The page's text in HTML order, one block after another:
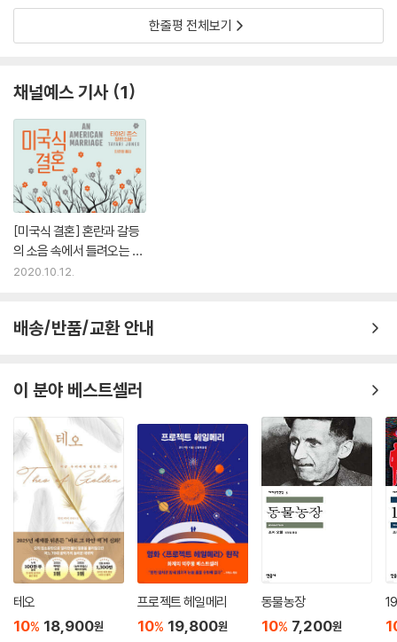
대표성을 부여했다는 점에서, 둘째로는 인종차별에 의해 깨어진 결혼을 미
국적 전형으로 내세웠다는 점에서 그렇다. 사실 처음에는 작가 자신조차도
생 미국 국민으로 살아왔음에도 ‘아프리카계’와 같은 수식어 없이 흑인과
미국인을 등가에 놓는 것이 익숙하지 않았기 때문이다.
“여자에게 항상 선택권이 있는 건 아니다. 유의미한 방식으로는 선택권이
없을 때가 많다. (…) 로이를, 내 남편을 거부할 수 있을까? 그의 아버지와
아버지의 아버지보다 더 오래된 전투에서 집으로 돌아온 그를? 대답은 ‘그
럴 수 없다’이다.” _본문 338쪽
하지만 이 소설이 가장 전복적인 지점은 흑인의 문제를 공적인 영역, 그리
고 ‘남성적인’ 영역에서 다루지 않는다는 것이다. 비슷한 주제를 가진 다수
결혼과 가족의 의미를 곱씹는다. 이 사실이 중요한 이유는 그러한 초점의
하다는 사실이 강조되기 때문이다. 작가는 무고하게 감옥에 갇힌 남편을
위해 싸우고 그를 보듬어야 하는 아내로서만이 아니라, 자신의 삶을 되찾
고 싶어하는 독립적인 한 인간으로서 셀레스철을 작품의 중심에 단단히 세
워둔다. 욕망과 의무, 자유와 책임, 사랑과 가족 사이에서 셀레스철은 로이
와 마찬가지로 지난하고 괴로운 싸움을 계속해나간다. 다시 말해, 소설의
중심 사건은 억울하게 감옥에 갇힌 흑인 남자의 수난이지만, 작가의 시선
은 그 차별적인 상황 속에서 이중적으로 억압받고 희생을 강요당하는 흑인
여성에게 맞춰져 있다.
타야리 존스는 이 작품이 기본적으로 현대판 『오디세이아』라고 이야기한
다. 불가항력적인 이유로 집과 아내를 떠난 남자가 고난과 역경을 헤치고
귀향하는 이야기라는 의미다. 그러나 『미국식 결혼』이 주목하는 것은 그동
안 이 이야기에서 잊혀왔던 오디세우스의 아내 페넬로페다. 『오디세이아』
- [퍼블리셔스 위클리]
살아가는 일에 대한 소설이다. 본질적으로는 사랑 이야기이지만, 인종적
불평등으로 인해 비틀려버린 사랑 이야기다. 절묘하면서도 훌륭하게 세공
된 활력 넘치는 작품.
- [커커스 리뷰]
존스는 정교한 솜씨로 결혼과 가족과 후회와 그 밖의 감정을 탐구하는 애
달픈 이야기를 만들어냈다. 나아가 훌륭하게 묘사된 등장인물들, 그리고
그들의 마음과 정신이 겪는 복잡한 갈등이 더욱 깊은 여운을 불러일으킨
다.
을 던진다.
- [핑턴 포스트]
이 잊을 수 없는 소설에서 타야리 존스는 자존심과 배신, 타인을 용서할 수
있는 우리의 능력에 대한 난제들과 용감하게 씨름한다.
- [리얼 심플]
존스는 기대와 상실과 인종적 불평등에 대해, 그리고 최선이라고 생각했던
계획이 어그러졌을 때 사랑이라는 감정이 어떻게 발전되는지에 대해 뛰어
난 솜씨로 그려낸다.
- [에스콰이어]
한줄평 전체보기
채널예스 기사 1
[미국식 결혼] 혼란과 갈등
의 소음 속에서 들려오는 이
해와 관용의 속삭임들
2020.10.12.
배송/반품/교환 안내
이 분야 베스트셀러
테오
10% 18,900원
프로젝트 헤일메리
10% 19,800원
동물농장
10% 7,200원